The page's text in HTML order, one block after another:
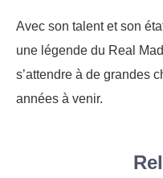
Avec son talent et son
une légende du Real
s’attendre à de grandes
années à venir.